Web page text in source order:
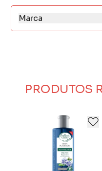
Marca
A Flores & Vegetais
Flores & Vegetais
PRODUTOS